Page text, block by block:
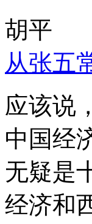
胡平
从张五
应该说
中国经
无疑是
经济和